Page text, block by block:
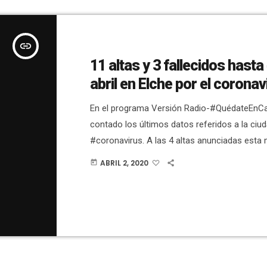
insert_link
11 altas y 3 fallecidos hasta
abril en Elche por el
En el programa Versión Radio-
contado los últimos datos referidos a la
#coronavirus. A las 4 altas anunciadas esta
el Hospital General se han sumado 2 más
today ABRIL 2, 2020